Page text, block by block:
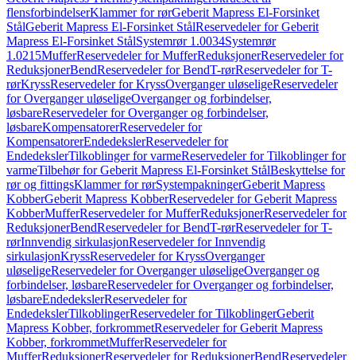
flensforbindelserKlammer for rørGeberit Mapress El-Forsinket
StålGeberit Mapress El-Forsinket StålReservedeler for Geberit
Mapress El-Forsinket StålSystemrør 1.0034Systemrør
1.0215MufferReservedeler for MufferReduksjonerReservedeler for
ReduksjonerBendReservedeler for BendT-rørReservedeler for T-
rørKryssReservedeler for KryssOverganger uløseligeReservedeler
for Overganger uløseligeOverganger og forbindelser,
løsbareReservedeler for Overganger og forbindelser,
løsbareKompensatorerReservedeler for
KompensatorerEndedekslerReservedeler for
EndedekslerTilkoblinger for varmeReservedeler for Tilkoblinger for
varmeTilbehør for Geberit Mapress El-Forsinket StålBeskyttelse for
rør og fittingsKlammer for rørSystempakningerGeberit Mapress
KobberGeberit Mapress KobberReservedeler for Geberit Mapress
KobberMufferReservedeler for MufferReduksjonerReservedeler for
ReduksjonerBendReservedeler for BendT-rørReservedeler for T-
rørInnvendig sirkulasjonReservedeler for Innvendig
sirkulasjonKryssReservedeler for KryssOverganger
uløseligeReservedeler for Overganger uløseligeOverganger og
forbindelser, løsbareReservedeler for Overganger og forbindelser,
løsbareEndedekslerReservedeler for
EndedekslerTilkoblingerReservedeler for TilkoblingerGeberit
Mapress Kobber, forkrommetReservedeler for Geberit Mapress
Kobber, forkrommetMufferReservedeler for
MufferReduksjonerReservedeler for ReduksjonerBendReservedeler